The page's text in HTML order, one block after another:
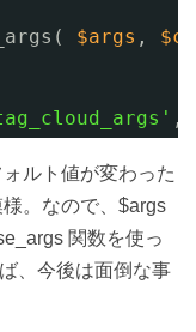
$args ,
,
ルト値が変わった
。なので、$args
関数を使っ
、今後は面倒な事